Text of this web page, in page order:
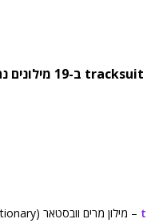
– מילון מרים וובסטאר (Merriam-Webster's Online Dictionary).